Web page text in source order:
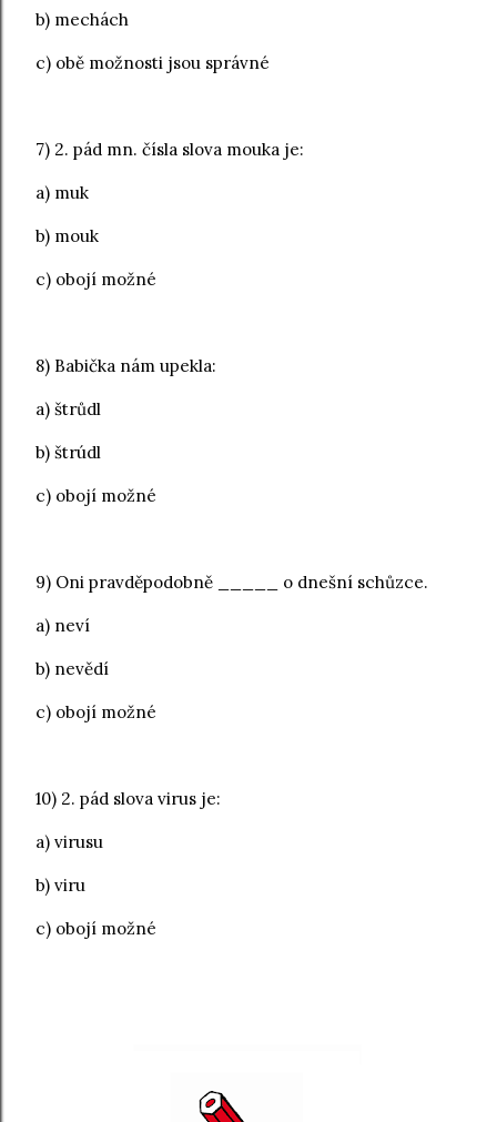
b) mechách
c) obě možnosti jsou správné
7) 2. pád mn. čísla slova mouka je:
a) muk
b) mouk
c) obojí možné
8) Babička nám upekla:
a) štrůdl
b) štrúdl
c) obojí možné
9) Oni pravděpodobně _____ o dnešní schůzce.
a) neví
b) nevědí
c) obojí možné
10) 2. pád slova virus je:
a) virusu
b) viru
c) obojí možné